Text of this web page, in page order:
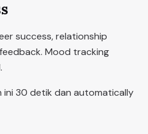
success, relationship
Mood tracking
ini 30 detik dan automatically